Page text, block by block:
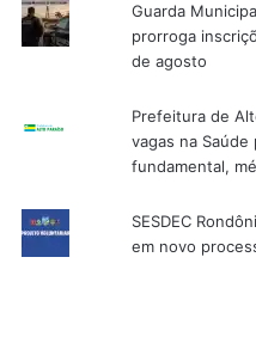
Guarda
prorroga
de agosto
Prefeitura de
vagas na Saúde
fundamental,
SESDEC
em novo